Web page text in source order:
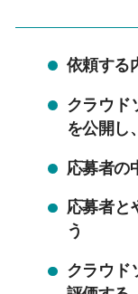
依頼する
クラウド
を公開し
応募者の
応募者と
う
クラウド